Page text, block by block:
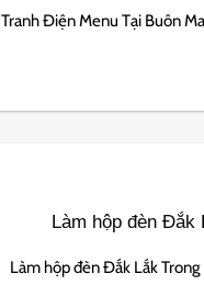
Tranh Điện Menu Tại Buôn
Làm hộp đèn Đắk
Làm hộp đèn Đắk Lắk